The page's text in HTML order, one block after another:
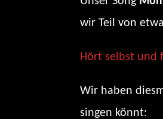
wir Teil von
Hört selbst und
Wir haben
singen könnt: